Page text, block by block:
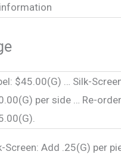
information
$45.00(G) … Silk-
per side … Re-
Screen: Add .25(G) per